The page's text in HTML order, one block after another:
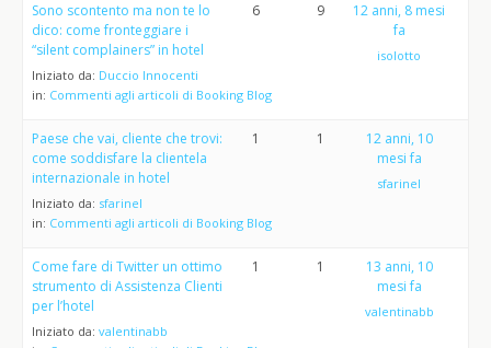
Sono scontento ma non te lo
dico: come fronteggiare i
“silent complainers” in hotel
Iniziato da: Duccio Innocenti
in: Commenti agli articoli di Booking Blog
6 9
12 anni, 8 mesi
fa
isolotto
Paese che vai, cliente che trovi:
come soddisfare la clientela
internazionale in hotel
Iniziato da: sfarinel
in: Commenti agli articoli di Booking Blog
1 1
12 anni, 10
mesi fa
sfarinel
Come fare di Twitter un ottimo
strumento di Assistenza Clienti
per l’hotel
Iniziato da: valentinabb
1 1
13 anni, 10
mesi fa
valentinabb